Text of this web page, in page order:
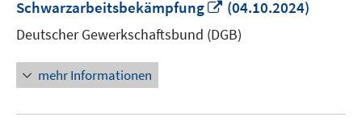
Schwarzarbeitsbekämpfung
In
neuem
Fenster
(04.10.2024)
Deutscher Gewerkschaftsbund (DGB)
mehr Informationen